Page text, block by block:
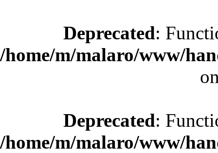
Deprecated:
/home/m/malaro/www/
Deprecated:
/home/m/malaro/www/